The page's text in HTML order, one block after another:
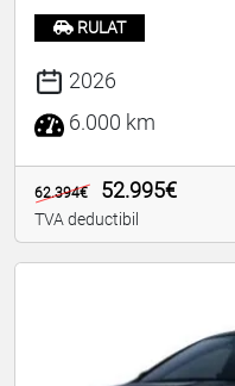
RULAT
2026
6.000 km
62.394€ 52.995€
TVA deductibil